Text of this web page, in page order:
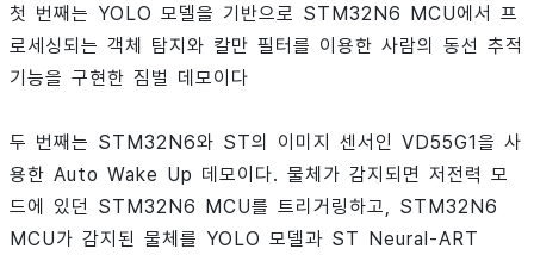
첫 번째는 YOLO 모델을 기반으로 STM32N6 MCU에서 프
로세싱되는 객체 탐지와 칼만 필터를 이용한 사람의 동선 추적
기능을 구현한 짐벌 데모이다
두 번째는 STM32N6와 ST의 이미지 센서인 VD55G1을 사
용한 Auto Wake Up 데모이다. 물체가 감지되면 저전력 모
드에 있던 STM32N6 MCU를 트리거링하고, STM32N6
MCU가 감지된 물체를 YOLO 모델과 ST Neural-ART